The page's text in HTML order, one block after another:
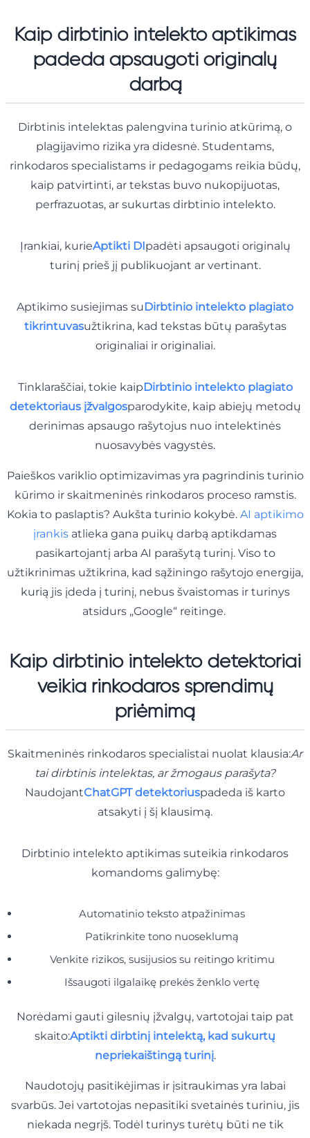
Kaip dirbtinio intelekto aptikimas
padeda apsaugoti originalų
darbą
Dirbtinis intelektas palengvina turinio atkūrimą, o
plagijavimo rizika yra didesnė. Studentams,
rinkodaros specialistams ir pedagogams reikia būdų,
kaip patvirtinti, ar tekstas buvo nukopijuotas,
perfrazuotas, ar sukurtas dirbtinio intelekto.
Įrankiai, kurieAptikti DIpadėti apsaugoti originalų
turinį prieš jį publikuojant ar vertinant.
Aptikimo susiejimas suDirbtinio intelekto plagiato
tikrintuvasužtikrina, kad tekstas būtų parašytas
originaliai ir originaliai.
Tinklaraščiai, tokie kaipDirbtinio intelekto plagiato
detektoriaus įžvalgosparodykite, kaip abiejų metodų
derinimas apsaugo rašytojus nuo intelektinės
nuosavybės vagystės.
Paieškos variklio optimizavimas yra pagrindinis turinio
kūrimo ir skaitmeninės rinkodaros proceso ramstis.
Kokia to paslaptis? Aukšta turinio kokybė. AI aptikimo
įrankis atlieka gana puikų darbą aptikdamas
pasikartojantį arba AI parašytą turinį. Viso to
užtikrinimas užtikrina, kad sąžiningo rašytojo energija,
kurią jis įdeda į turinį, nebus švaistomas ir turinys
atsidurs „Google“ reitinge.
Kaip dirbtinio intelekto detektoriai
veikia rinkodaros sprendimų
priėmimą
Skaitmeninės rinkodaros specialistai nuolat klausia:Ar
tai dirbtinis intelektas, ar žmogaus parašyta?
NaudojantChatGPT detektoriuspadeda iš karto
atsakyti į šį klausimą.
Dirbtinio intelekto aptikimas suteikia rinkodaros
komandoms galimybę:
Automatinio teksto atpažinimas
Patikrinkite tono nuoseklumą
Venkite rizikos, susijusios su reitingo kritimu
Išsaugoti ilgalaikę prekės ženklo vertę
Norėdami gauti gilesnių įžvalgų, vartotojai taip pat
skaito:Aptikti dirbtinį intelektą, kad sukurtų
nepriekaištingą turinį.
Naudotojų pasitikėjimas ir įsitraukimas yra labai
svarbūs. Jei vartotojas nepasitiki svetainės turiniu, jis
niekada negrįš. Todėl turinys turėtų būti ne tik